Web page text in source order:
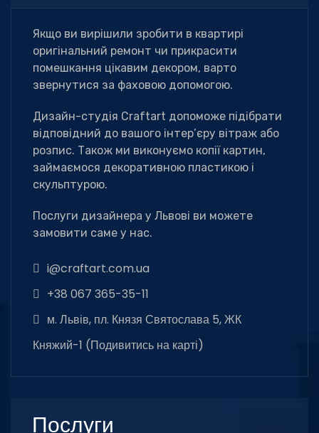
Якщо ви вирішили зробити в квартирі
оригінальний ремонт чи прикрасити
помешкання цікавим декором, варто
звернутися за фаховою допомогою.
Дизайн-студія Сraftart допоможе підібрати
відповідний до вашого інтер’єру вітраж або
розпис. Також ми виконуємо копії картин,
займаємося декоративною пластикою і
скульптурою.
Послуги дизайнера у Львові ви можете
замовити саме у нас.
i@craftart.com.ua
+38 067 365-35-11
м. Львів, пл. Князя Святослава 5, ЖК
Княжий-1 (Подивитись на карті)
Послуги